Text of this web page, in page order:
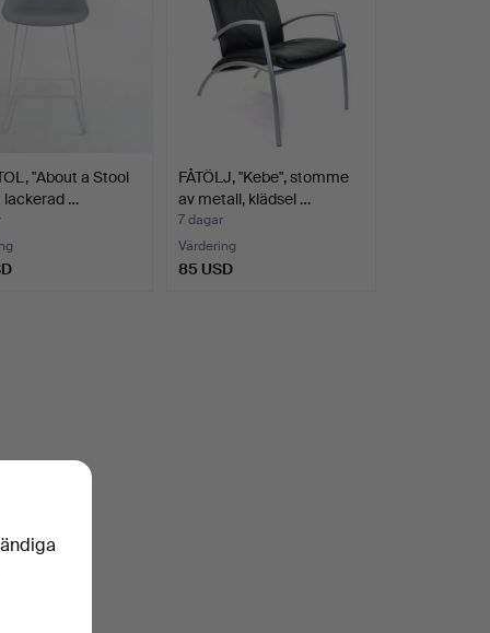
"About a Stool
lackerad …
FÅTÖLJ, "Kebe", stomme
av metall, klädsel …
7 dagar
Värdering
85 USD